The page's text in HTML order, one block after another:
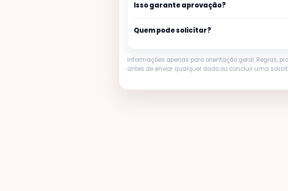
Isso garante aprovação?
Quem pode solicitar?
Informações apenas para orientação geral. Regras,
antes de enviar qualquer dado ou concluir uma